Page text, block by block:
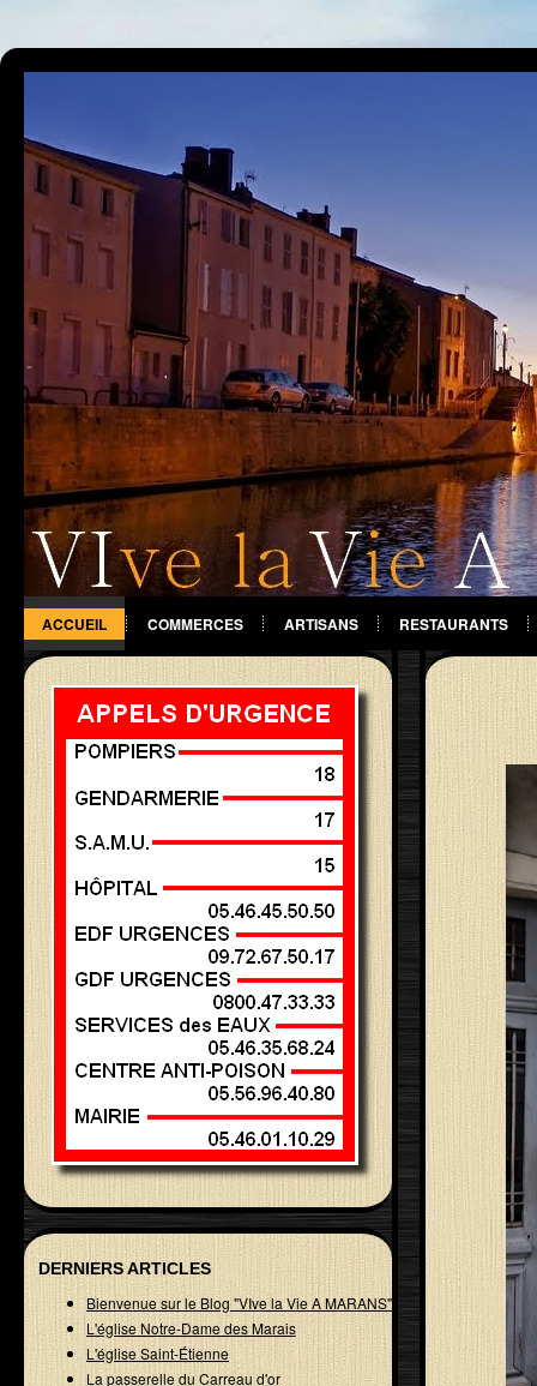
ACCUEIL COMMERCES ARTISANS RESTAURANTS
DIVERS
DERNIERS ARTICLES
Bienvenue sur le Blog "VIve la Vie A MARANS"
L'église Notre-Dame des Marais
L'église Saint-Étienne
La passerelle du Carreau d'or